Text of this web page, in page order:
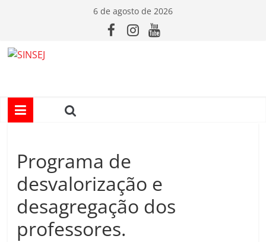
conteúdo
6 de agosto de 2026
I
S
E
Programa de
desvalorização e
desagregação dos
professores.